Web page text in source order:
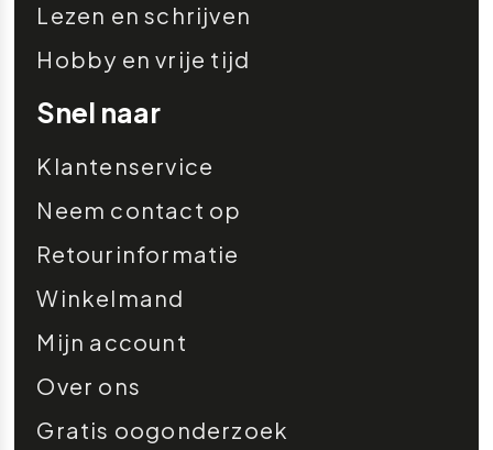
Lezen en schrijven
Hobby en vrije tijd
Snel naar
Klantenservice
Neem contact op
Retourinformatie
Winkelmand
Mijn account
Over ons
Gratis oogonderzoek